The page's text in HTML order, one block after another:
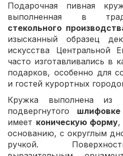
Подарочная пивная
выполненная в
стекольного
изысканный образец
искусства Центральной
часто изготавливались в
подарков, особенно для
и гостей курортных
Кружка выполнена из
подвергнутого
имеет коническую форму,
основанию, с округлым
ручкой.